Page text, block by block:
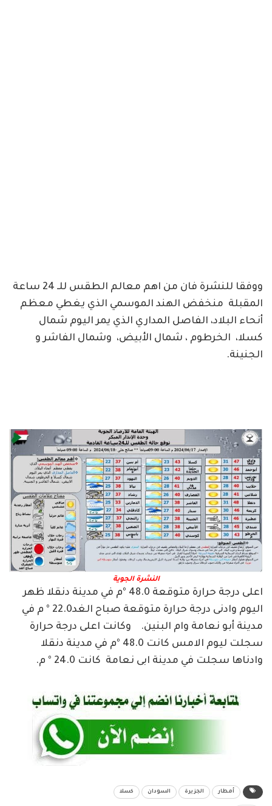
ووفقا للنشرة فان من اهم معالم الطقس للـ 24 ساعة
المقبلة منخفض الهند الموسمي الذي يغطي معظم
أنحاء البلاد، الفاصل المداري الذي يمر اليوم شمال
كسلا، الخرطوم ، شمال الأبيض، وشمال الفاشر و
الجنينة.
النشرة الجوية
اعلى درجة حرارة متوقعة 48.0 ºم في مدينة دنقلا ظهر
اليوم وادنى درجة حرارة متوقعة صباح الغد22.0 º م في
مدينة أبو نعامة وام البنين. وكانت اعلى درجة حرارة
سجلت ليوم الامس كانت 48.0 ºم في مدينة دنقلا
وادناها سجلت في مدينة ابى نعامة كانت 24.0 º م.
أمطار الجزيرة السودان كسلا